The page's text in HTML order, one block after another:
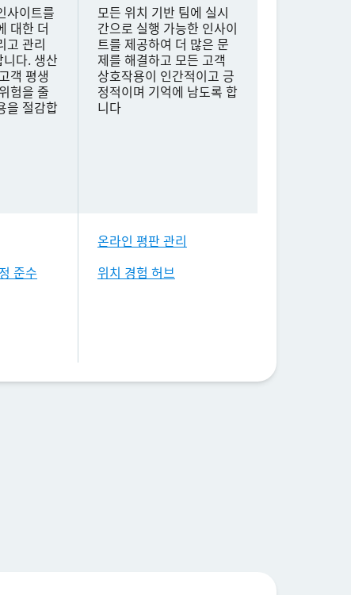
사이트를
대한 더
고 관리
다. 생산
객 평생
험을 줄
을 절감합
모든 위치 기반 팀에 실시
간으로 실행 가능한 인사이
트를 제공하여 더 많은 문
제를 해결하고 모든 고객
상호작용이 인간적이고 긍
정적이며 기억에 남도록 합
니다
준수
온라인 평판 관리
위치 경험 허브